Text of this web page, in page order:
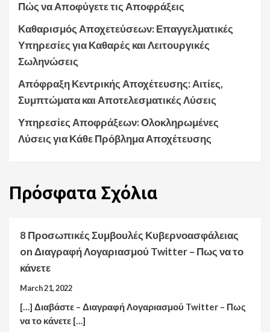
Πώς να Αποφύγετε τις Αποφράξεις
Καθαρισμός Αποχετεύσεων: Επαγγελματικές
Υπηρεσίες για Καθαρές και Λειτουργικές
Σωληνώσεις
Απόφραξη Κεντρικής Αποχέτευσης: Αιτίες,
Συμπτώματα και Αποτελεσματικές Λύσεις
Υπηρεσίες Αποφράξεων: Ολοκληρωμένες
Λύσεις για Κάθε Πρόβλημα Αποχέτευσης
Πρόσφατα Σχόλια
8 Προσωπικές Συμβουλές Κυβερνοασφάλειας
onΔιαγραφή Λογαριασμού Twitter – Πως να το
κάνετε
March 21, 2022
[…] Διαβάστε – Διαγραφή Λογαριασμού Twitter – Πως
να το κάνετε […]